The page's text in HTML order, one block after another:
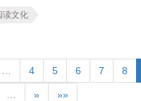
读文化
4 5 6 7 8
» »»